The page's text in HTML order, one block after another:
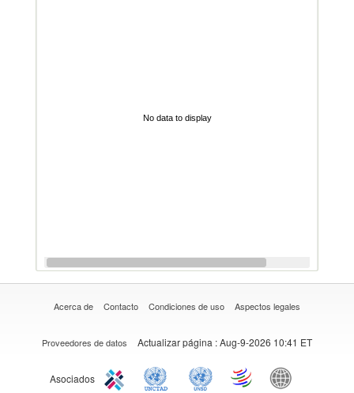
No data to display
Acerca de Contacto Condiciones de uso Aspectos legales
Proveedores de datos Actualizar página : Aug-9-2026 10:41 ET
Asociados